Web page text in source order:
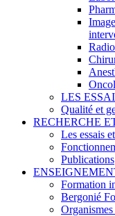
LES
Qualité et
RECHERCHE
Les essais
Publications
Formation
Bergonié